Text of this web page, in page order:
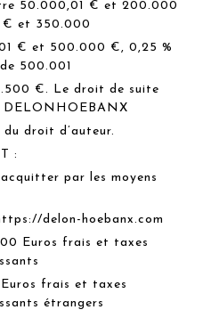
50.000,01 € et 200.000
€ et 350.000
€ et 500.000 €, 0,25 %
500.001
€. Le droit de suite
DELONHOEBANX
droit d’auteur.
:
par les moyens
delon-hoebanx.com
Euros frais et taxes
frais et taxes
étrangers